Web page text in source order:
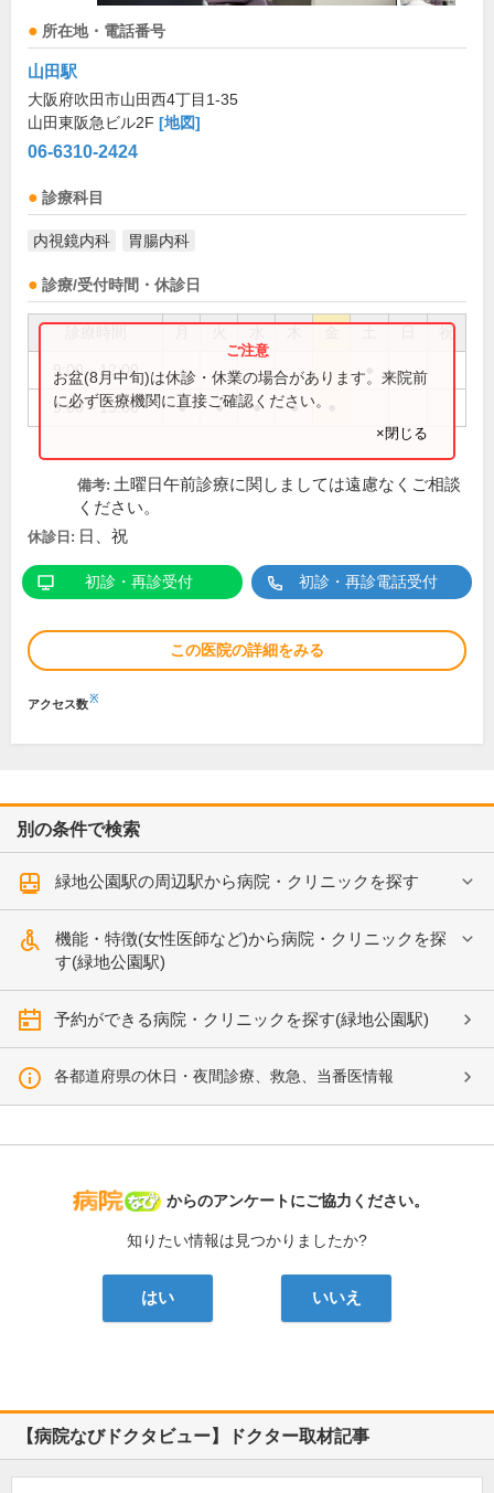
所在地・電話番号
山田駅
大阪府吹田市山田西4丁目1-35
山田東阪急ビル2F [地図]
06-6310-2424
診療科目
内視鏡内科 胃腸内科
診療/受付時間・休診日
祝
9:00～12:00
9:00～15:00 ● ● ● ●
お盆(8月中旬)は休診・休業の場合があります。来院前
に必ず医療機関に直接ご確認ください。
×閉じる
備考: 土曜日午前診療に関しましては遠慮なくご相談
ください。
休診日: 日、祝
初診・再診受付 初診・再診電話受付
この医院の詳細をみる
アクセス数※
別の条件で検索
緑地公園駅の周辺駅から病院・クリニックを探す
機能・特徴(女性医師など)から病院・クリニックを探
す(緑地公園駅)
予約ができる病院・クリニックを探す(緑地公園駅)
各都道府県の休日・夜間診療、救急、当番医情報
病院なび
からのアンケートにご協力ください。
知りたい情報は見つかりましたか?
はい いいえ
【病院なびドクタビュー】ドクター取材記事